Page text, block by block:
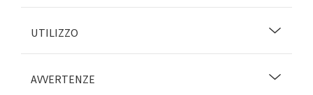
UTILIZZO
AVVERTENZE